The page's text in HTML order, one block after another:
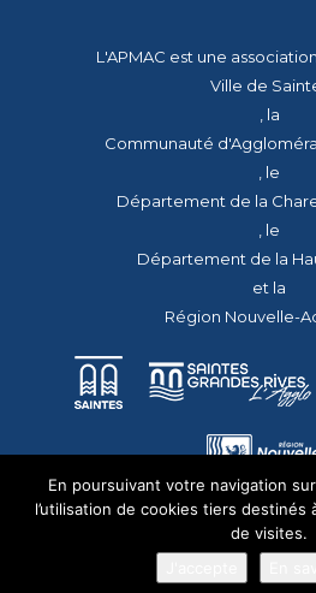
L'APMAC est une
Ville de
, la
Communauté
, le
Département de la
, le
Département de la
et la
Région Nouvelle-
© 2026 - Tous droits réservés -
En poursuivant votre navigation
l’utilisation de cookies tiers
de visites.